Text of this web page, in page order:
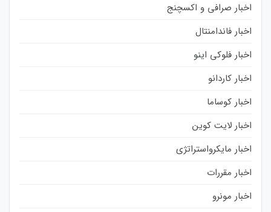
اخبار صرافی و اکسچنج
اخبار فاندامنتال
اخبار فلوکی اینو
اخبار کاردانو
اخبار کوساما
اخبار لایت کوین
اخبار مایکرواستراتژی
اخبار مقررات
اخبار مونرو